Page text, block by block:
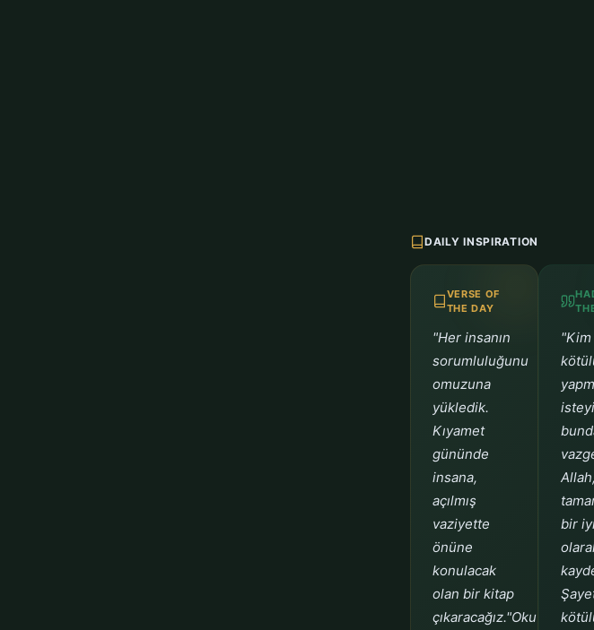
DAILY INSPIRATION
VERSE OF
THE DAY
"Her insanın
sorumluluğunu
omuzuna
yükledik.
Kıyamet
gününde
insana,
açılmış
vaziyette
önüne
konulacak
olan bir kitap
çıkaracağız."Oku
bir